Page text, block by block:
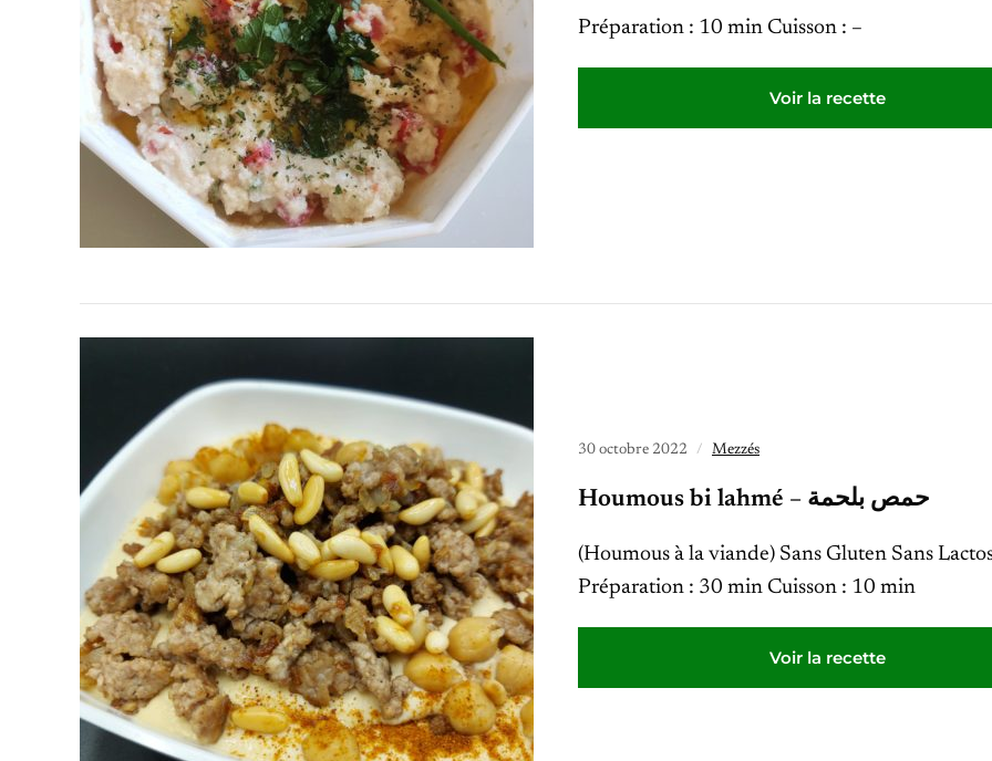
Préparation : 10 min Cuisson : –
Voir la recette
30 octobre 2022 Mezzés
Houmous bi lahmé – حمص بلحمة
(Houmous à la viande) Sans Gluten Sans
Préparation : 30 min Cuisson : 10 min
Voir la recette